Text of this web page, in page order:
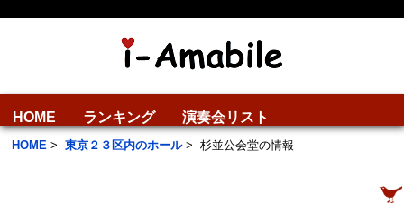
HOME ランキング 演奏会リスト
HOME > 東京２３区内のホール> 杉並公会堂の情報